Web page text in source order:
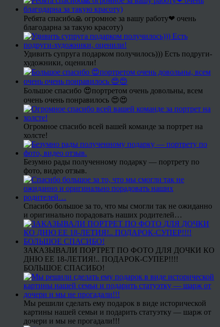
Ребята спасибо🙏 огромное за вашу работу❤ очень
благодарна за такую красоту)
Удивить супруга подарком получилось))) Есть подруги-
художники, оценили!
Большое спасибо 😍портретом очень довольны, всем
очень очень понравилось 😍😍
Огромное спасибо всей вашей команде за портрет на
холсте!
Безумно рады полученному подарку — портрету по
фото, видео отзыв.
Спасибо большое за то, что мы смогли так не ожиданно
и оригинально порадовать наших родителей…
ЗАКАЗЫВАЛИ ПОРТРЕТ ПО ФОТО ДЛЯ ДОЧКИ КО
ДНЮ ЕЕ 18-ЛЕТИЯ!.. ПОДАРОК-СУПЕР!!!!
БОЛЬШОЕ СПАСИБО!
Мы решили сделать ему подарок в виде исторической
картины нашей семьи и подарить статуэтку — шарж от
дочери и мы не прогадали!!!